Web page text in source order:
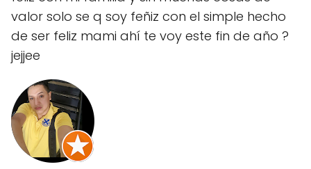
valor solo se q soy feñiz con el simple hecho
de ser feliz mami ahí te voy este fin de año ?
jejjee